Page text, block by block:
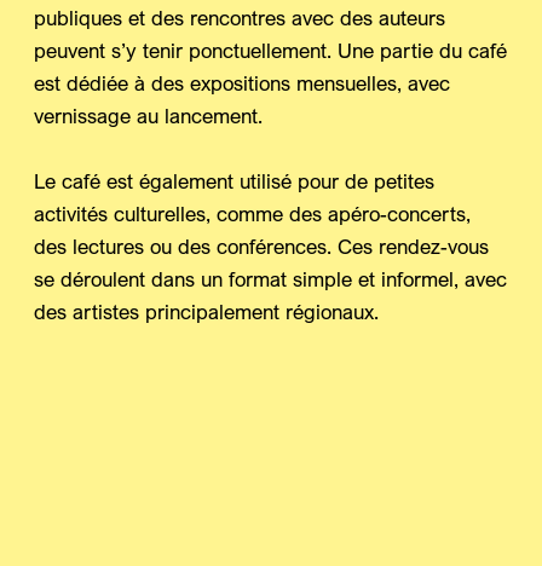
publiques et des rencontres avec des auteurs
peuvent s’y tenir ponctuellement. Une partie du café
est dédiée à des expositions mensuelles, avec
vernissage au lancement.
Le café est également utilisé pour de petites
activités culturelles, comme des apéro-concerts,
des lectures ou des conférences. Ces rendez-vous
se déroulent dans un format simple et informel, avec
des artistes principalement régionaux.